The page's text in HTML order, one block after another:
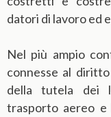
datori di lavoro ed
Nel più ampio
connesse al
della tutela dei
trasporto aereo